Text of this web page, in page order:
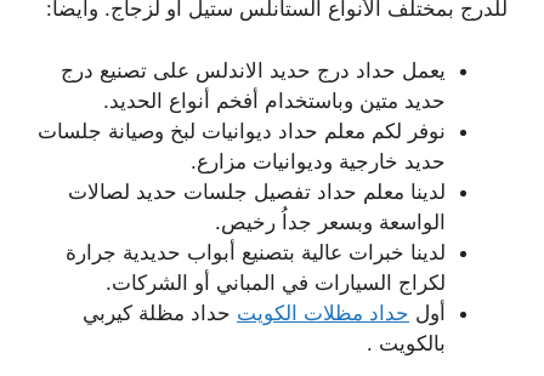
للدرج بمختلف الأنواع الستانلس ستيل أو لزجاج. وأيضا:
يعمل حداد درج حديد الاندلس على تصنيع درج
حديد متين وباستخدام أفخم أنواع الحديد.
نوفر لكم معلم حداد ديوانيات لبخ وصيانة جلسات
حديد خارجية وديوانيات مزارع.
لدينا معلم حداد تفصيل جلسات حديد لصالات
الواسعة وبسعر جداُ رخيص.
لدينا خبرات عالية بتصنيع أبواب حديدية جرارة
لكراج السيارات في المباني أو الشركات.
أول حداد مظلات الكويت حداد مظلة كيربي
بالكويت .